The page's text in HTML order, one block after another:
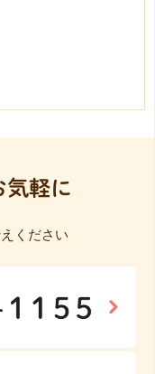
気軽に
ください